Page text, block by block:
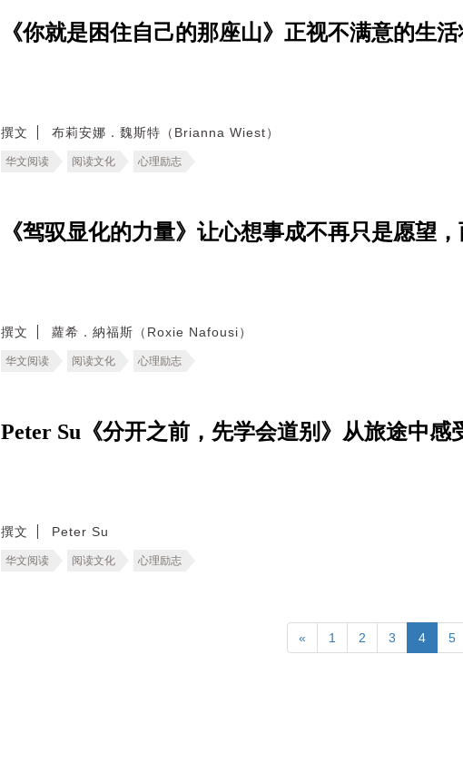
《你就是困住自己的那座山》正视不满意的生
撰文 布莉安娜．魏斯特（Brianna Wiest）
华文阅读 阅读文化 心理励志
《驾驭显化的力量》让心想事成不再只是愿望
撰文 蘿希．納福斯（Roxie Nafousi）
华文阅读 阅读文化 心理励志
Peter Su《分开之前，先学会道别》从旅途中感
撰文 Peter Su
华文阅读 阅读文化 心理励志
« 1 2 3 4 5